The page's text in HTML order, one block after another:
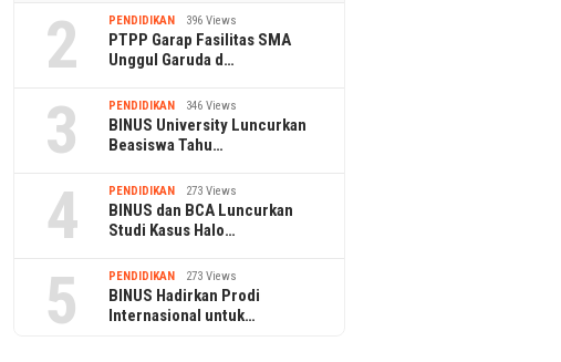
2 PENDIDIKAN 396 Views
PTPP Garap Fasilitas SMA
Unggul Garuda d…
3 PENDIDIKAN 346 Views
BINUS University Luncurkan
Beasiswa Tahu…
4 PENDIDIKAN 273 Views
BINUS dan BCA Luncurkan
Studi Kasus Halo…
5 PENDIDIKAN 273 Views
BINUS Hadirkan Prodi
Internasional untuk…